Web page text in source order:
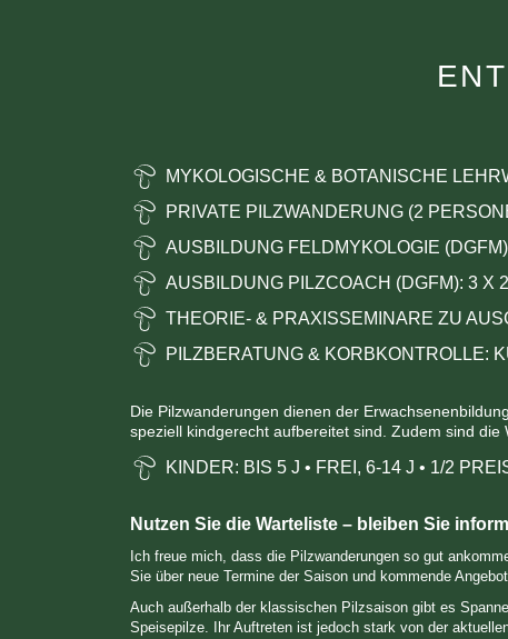
MYKOLOGISCHE & BOTANISCHE
PRIVATE PILZWANDERUNG (2
AUSBILDUNG FELDMYKOLOGIE
AUSBILDUNG PILZCOACH (DGFM): 3 X
THEORIE- & PRAXISSEMINARE ZU
PILZBERATUNG & KORBKONTROLLE:
Die Pilzwanderungen dienen der
speziell kindgerecht aufbereitet sind. Zudem sind die
KINDER: BIS 5 J• FREI,6-14 J• 1/2
Nutzen Sie die Warteliste – bleiben Sie
Ich freue mich, dass die Pilzwanderungen so gut
Sie über neue Termine der Saison und kommende
Auch außerhalb der klassischen Pilzsaison gibt es
Speisepilze. Ihr Auftreten ist jedoch stark von der